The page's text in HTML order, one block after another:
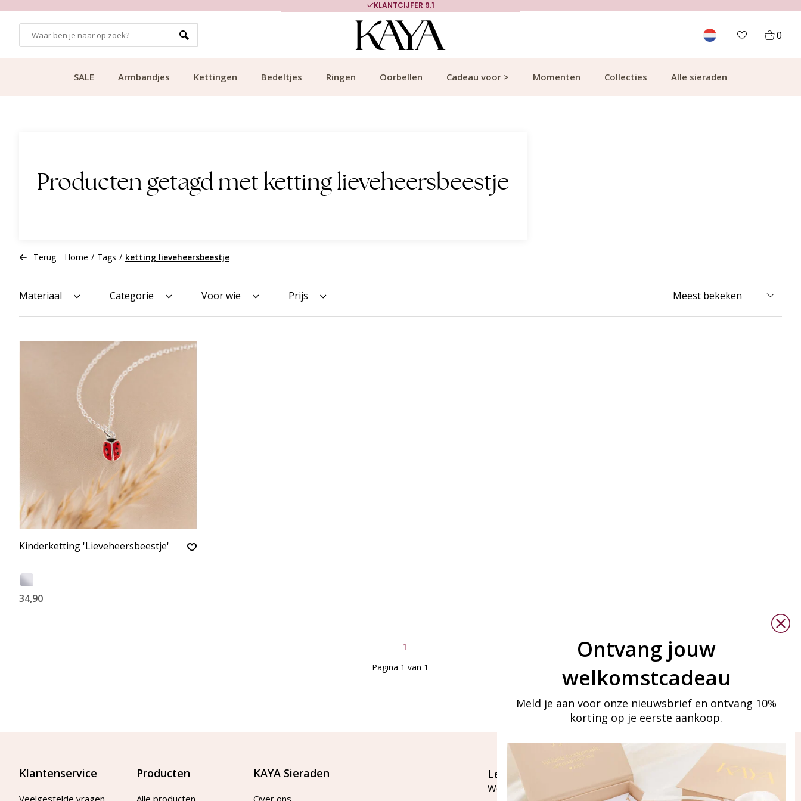
KLANTCIJFER 9.1
0
SALE Armbandjes Kettingen Bedeltjes Ringen Oorbellen Cadeau voor > Momenten Collecties Alle sieraden
Producten getagd met ketting lieveheersbeestje
Terug Home / Tags / ketting lieveheersbeestje
Materiaal Categorie Voor wie Prijs
Kinderketting 'Lieveheersbeestje'
34,90
1
Pagina 1 van 1
Klantenservice
Veelgestelde vragen
Producten
Alle producten
KAYA Sieraden
Over ons
Let's stay in touch
Word lid van onze mailinglijst
Ontvang jouw
welkomstcadeau
Meld je aan voor onze nieuwsbrief en ontvang 10%
korting op je eerste aankoop.